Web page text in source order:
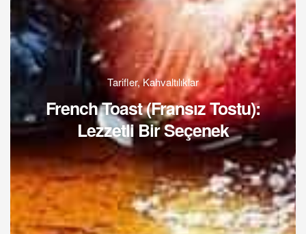
Tarifler,Kahvaltılıklar
French Toast (Fransız Tostu):
Lezzetli Bir Seçenek